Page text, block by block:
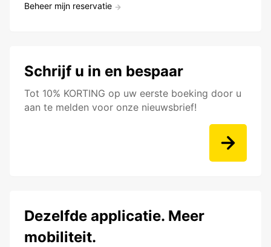
Beheer mijn reservatie
Schrijf u in en bespaar
Tot 10% KORTING op uw eerste boeking door u
aan te melden voor onze nieuwsbrief!
Dezelfde applicatie. Meer
mobiliteit.